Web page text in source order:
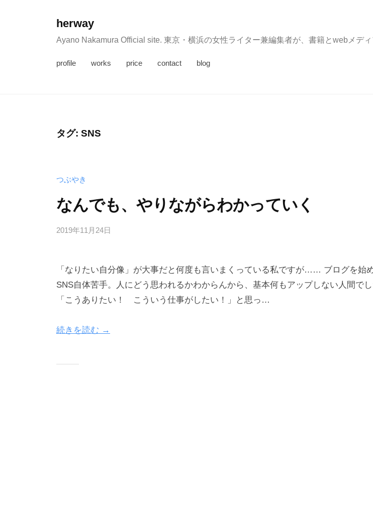
herway
Ayano Nakamura Official site. 東京・横浜の女性ライター兼編集者が、書籍とwebメディ
profile works price contact blog
タグ: SNS
つぶやき
なんでも、やりながらわかっていく
2019年11月24日
e
w
「なりたい自分像」が大事だと何度も言いまくっている私ですが…… ブログを始め
SNS自体苦手。人にどう思われるかわからんから、基本何もアップしない人間でし
「こうありたい！ こういう仕事がしたい！」と思っ…
続きを読む →